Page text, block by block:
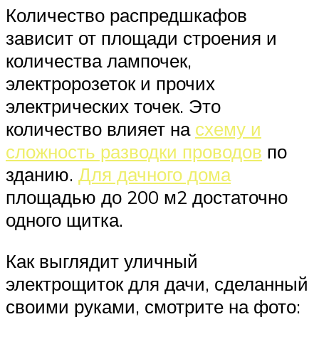
Количество распредшкафов
зависит от площади строения и
количества лампочек,
электророзеток и прочих
электрических точек. Это
количество влияет на схему и
сложность разводки проводов по
зданию. Для дачного дома
площадью до 200 м2 достаточно
одного щитка.
Как выглядит уличный
электрощиток для дачи, сделанный
своими руками, смотрите на фото: